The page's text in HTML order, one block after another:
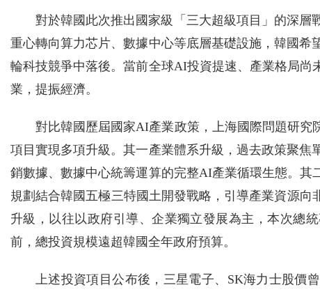
對於韓國此次推出國家級「三大超級項目」的深
重心轉向算力芯片、數據中心等底層基礎設施，韓國
輪科技競爭中落後。當前全球AI投資提速、產業格局
業，提振經濟。
對比韓國歷屆國家AI產業政策，上海國際問題研究
項目實現多項升級。其一產業體系升級，過去政策聚
銷數據、數據中心統籌運算的完整AI產業循環生態。
規劃結合韓國五極三特國土開發戰略，引導產業資源
升級，以往以政府引導、企業獨立發展為主，本次總
前，總投資規模遠超韓國全年政府預算。
上述投資項目公布後，三星電子、SK海力士股價